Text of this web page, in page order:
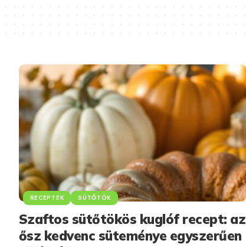
RECEPTEK SÜTŐTÖK
Szaftos sütőtökös kuglóf recept: az
ősz kedvenc süteménye egyszerűen